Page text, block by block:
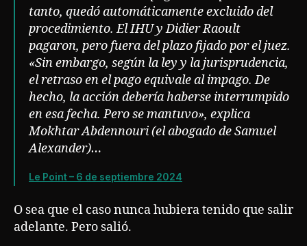
tanto, quedó automáticamente excluido del
procedimiento. El IHU y Didier Raoult
pagaron, pero fuera del plazo fijado por el juez.
«Sin embargo, según la ley y la jurisprudencia,
el retraso en el pago equivale al impago. De
hecho, la acción debería haberse interrumpido
en esa fecha. Pero se mantuvo», explica
Mokhtar Abdennouri (el abogado de Samuel
Alexander)…
Le Point – 6 de septiembre 2024
O sea que el caso nunca hubiera tenido que salir
adelante. Pero salió.